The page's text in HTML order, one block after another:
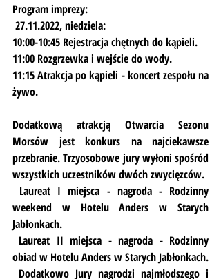
Program imprezy:
27.11.2022, niedziela:
10:00-10:45 Rejestracja chętnych do kąpieli.
11:00 Rozgrzewka i wejście do wody.
11:15 Atrakcja po kąpieli - koncert zespołu na
żywo.
Dodatkową atrakcją Otwarcia Sezonu
Morsów jest konkurs na najciekawsze
przebranie. Trzyosobowe jury wyłoni spośród
wszystkich uczestników dwóch zwycięzców.
Laureat I miejsca - nagroda - Rodzinny
weekend w Hotelu Anders w Starych
Jabłonkach.
Laureat II miejsca - nagroda - Rodzinny
obiad w Hotelu Anders w Starych Jabłonkach.